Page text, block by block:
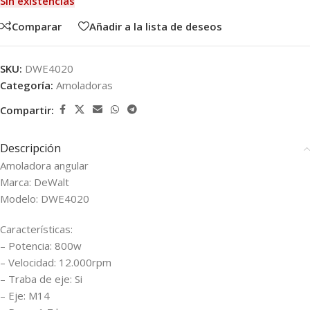
Comparar
Añadir a la lista de deseos
SKU: DWE4020
Categoría: Amoladoras
Compartir:
Descripción
Amoladora angular
Marca: DeWalt
Modelo: DWE4020
Características:
– Potencia: 800w
– Velocidad: 12.000rpm
– Traba de eje: Si
– Eje: M14